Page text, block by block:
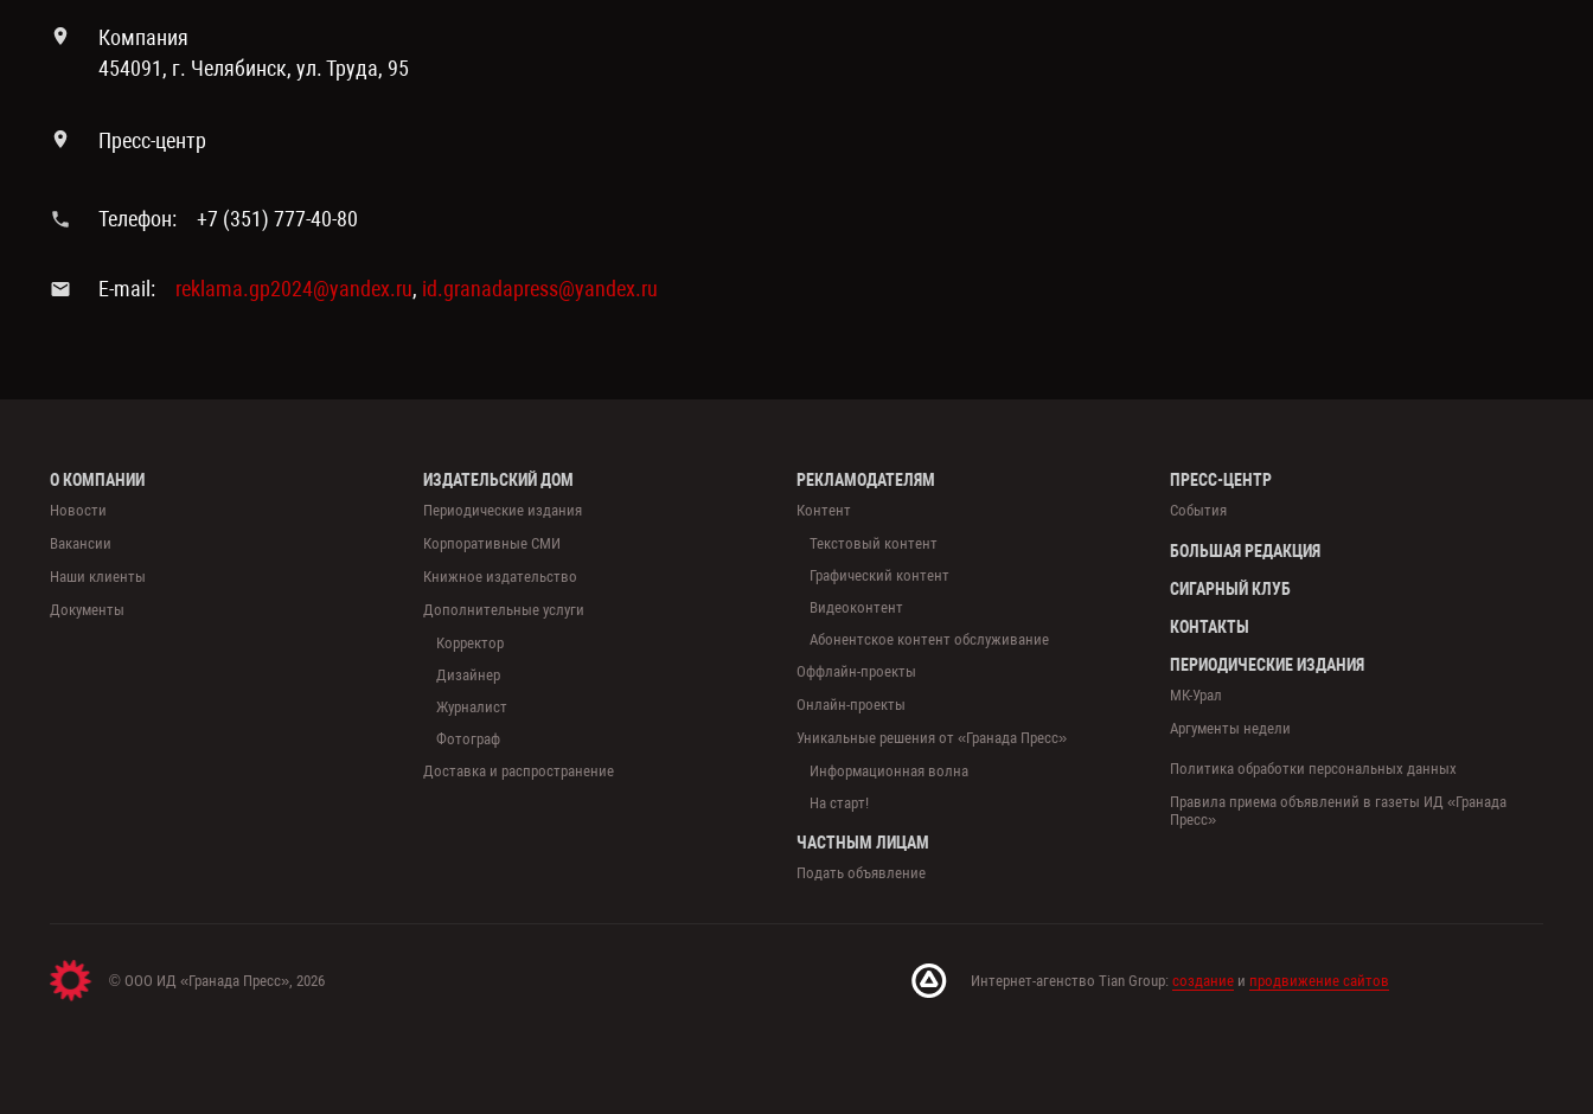
Компания
454091, г. Челябинск, ул. Труда, 95
Пресс-центр
Телефон: +7 (351) 777-40-80
E-mail: reklama.gp2024@yandex.ru, id.granadapress@yandex.ru
О КОМПАНИИ
Новости
Вакансии
Наши клиенты
Документы
ИЗДАТЕЛЬСКИЙ ДОМ
Периодические издания
Корпоративные СМИ
Книжное издательство
Дополнительные услуги
Корректор
Дизайнер
Журналист
Фотограф
Доставка и распространение
РЕКЛАМОДАТЕЛЯМ
Контент
Текстовый контент
Графический контент
Видеоконтент
Абонентское контент обслуживание
Оффлайн-проекты
Онлайн-проекты
Уникальные решения от «Гранада Пресс»
Информационная волна
На старт!
ЧАСТНЫМ ЛИЦАМ
Подать объявление
ПРЕСС-ЦЕНТР
События
БОЛЬШАЯ РЕДАКЦИЯ
СИГАРНЫЙ КЛУБ
КОНТАКТЫ
ПЕРИОДИЧЕСКИЕ ИЗДАНИЯ
МК-Урал
Аргументы недели
Политика обработки персональных данных
Правила приема объявлений в газеты ИД «Гранада
Пресс»
© ООО ИД «Гранада Пресс», 2026 Интернет-агенство Tian Group: создание и продвижение сайтов